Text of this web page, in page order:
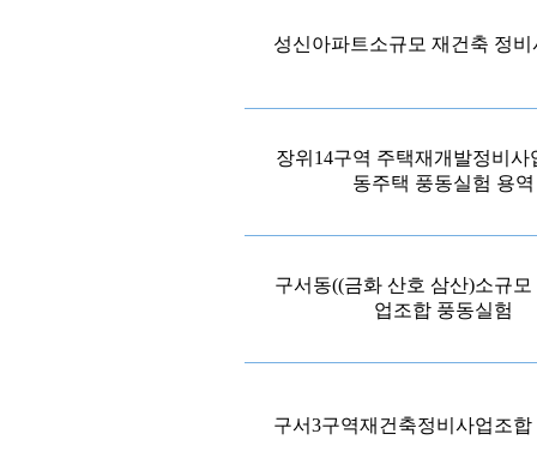
성신아파트소규모 재건축 정
장위14구역 주택재개발정비사
동주택 풍동실험 용역
구서동((금화 산호 삼산)소규
업조합 풍동실험
구서3구역재건축정비사업조